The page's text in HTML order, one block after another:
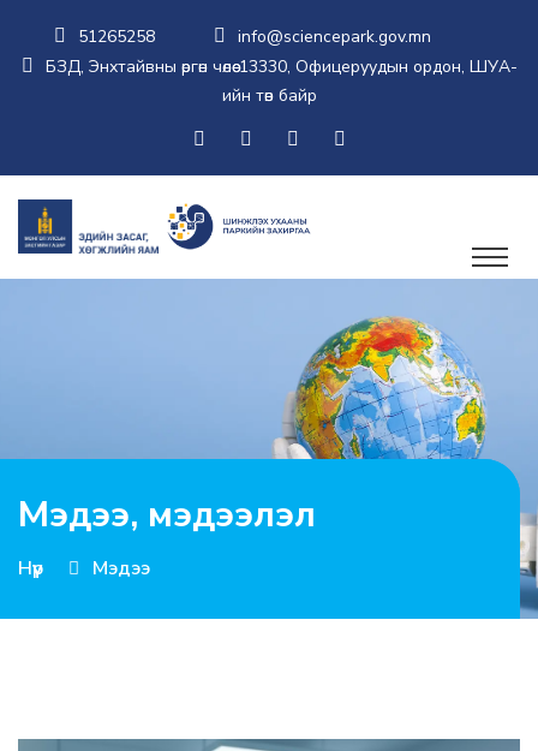
51265258
info@sciencepark.gov.mn
БЗД, Энхтайвны өргөн чөлөө-13330, Офицеруудын ордон, ШУА-
ийн төв байр
Мэдээ, мэдээлэл
Нүүр Мэдээ